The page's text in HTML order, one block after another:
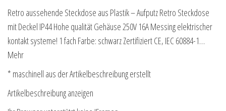
Retro aussehende Steckdose aus Plastik – Aufputz Retro Steckdose
mit Deckel IP44 Hohe qualität Gehäuse 250V 16A Messing elektrischer
kontakt systeme! 1 fach Farbe: schwarz Zertifiziert CE, IEC 60884-1…
Mehr
* maschinell aus der Artikelbeschreibung erstellt
Artikelbeschreibung anzeigen